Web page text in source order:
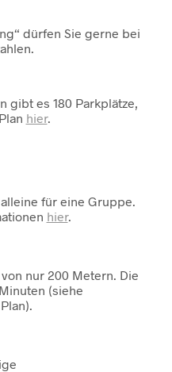
dürfen Sie gerne bei
gibt es 180 Parkplätze,
hier.
für eine Gruppe.
hier.
nur 200 Metern. Die
(siehe